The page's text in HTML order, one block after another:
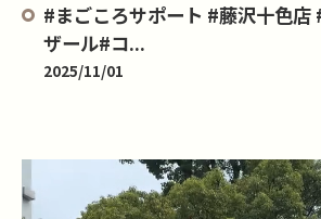
#まごころサポート #藤沢十色店
ザール#コ...
2025/11/01